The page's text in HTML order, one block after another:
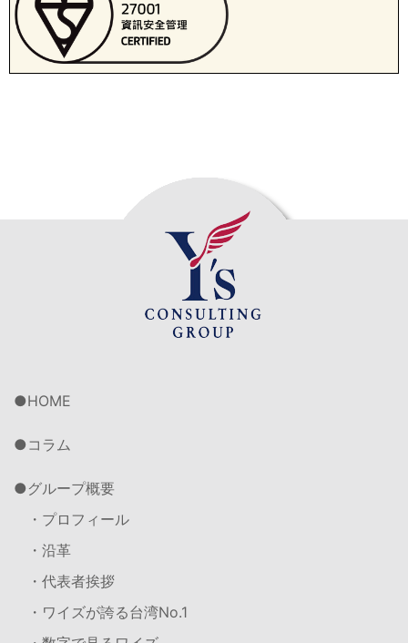
HOME
コラム
グループ概要
・プロフィール
・沿革
・代表者挨拶
・ワイズが誇る台湾No.1